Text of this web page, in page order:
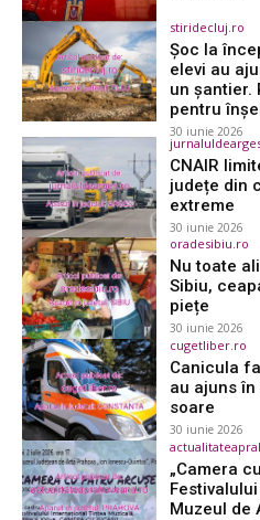
stiridecluj.ro
Șoc la
elevi au
un șantier.
pentru
30 iunie 2026
CNAIR
județe din
extreme
30 iunie 2026
oradesibiu.ro
Nu toate
Sibiu,
piețe
30 iunie 2026
cugetliber.ro
Canicula
au ajuns
soare
30 iunie 2026
„Camera
Muzeul de